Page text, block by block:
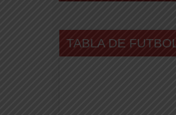
TABLA DE FUTBOL